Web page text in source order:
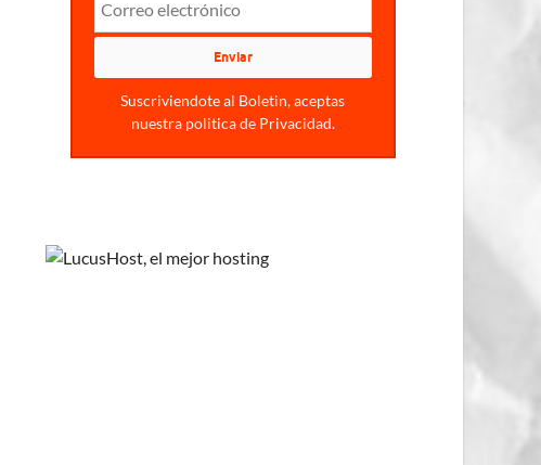
Suscriviendote al Boletin, aceptas
nuestra politica de Privacidad.